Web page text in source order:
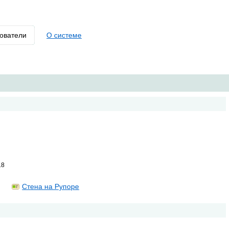
О системе
Стена на Рупоре